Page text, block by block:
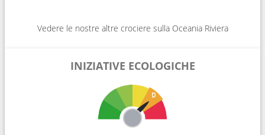
Vedere le nostre altre crociere sulla Oceania Riviera
INIZIATIVE ECOLOGICHE